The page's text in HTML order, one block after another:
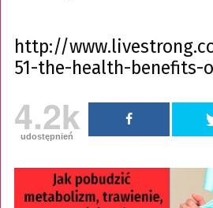
http://
51-the-health-
4.2k
udostępnień